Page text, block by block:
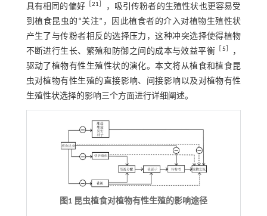
具有相同的偏好 ［21
，吸引传粉者的生殖性状也更容易受
到植食昆虫的“关注”，因此植食者的介入对植物生殖性状
产生了与传粉者相反的选择压力，这种冲突选择使得植物
不断进行生长、繁殖和防御之间的成本与效益平衡
5
，
驱动了植物有性生殖性状的演化。本文将从植食和植食昆
虫对植物有性生殖的直接影响、间接影响以及对植物有性
生殖性状选择的影响三个方面进行详细阐述。
图1 昆虫植食对植物有性生殖的影响途径